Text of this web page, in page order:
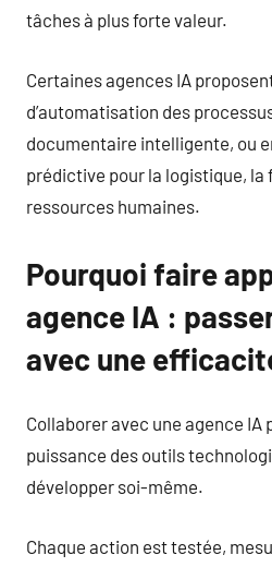
tâches à plus forte valeur.
Certaines agences IA
d’automatisation des
documentaire intelligente, ou
prédictive pour la logistique, la
ressources humaines.
Pourquoi faire
agence IA :
avec une
Collaborer avec une agence
puissance des outils
développer soi-même.
Chaque action est testée,